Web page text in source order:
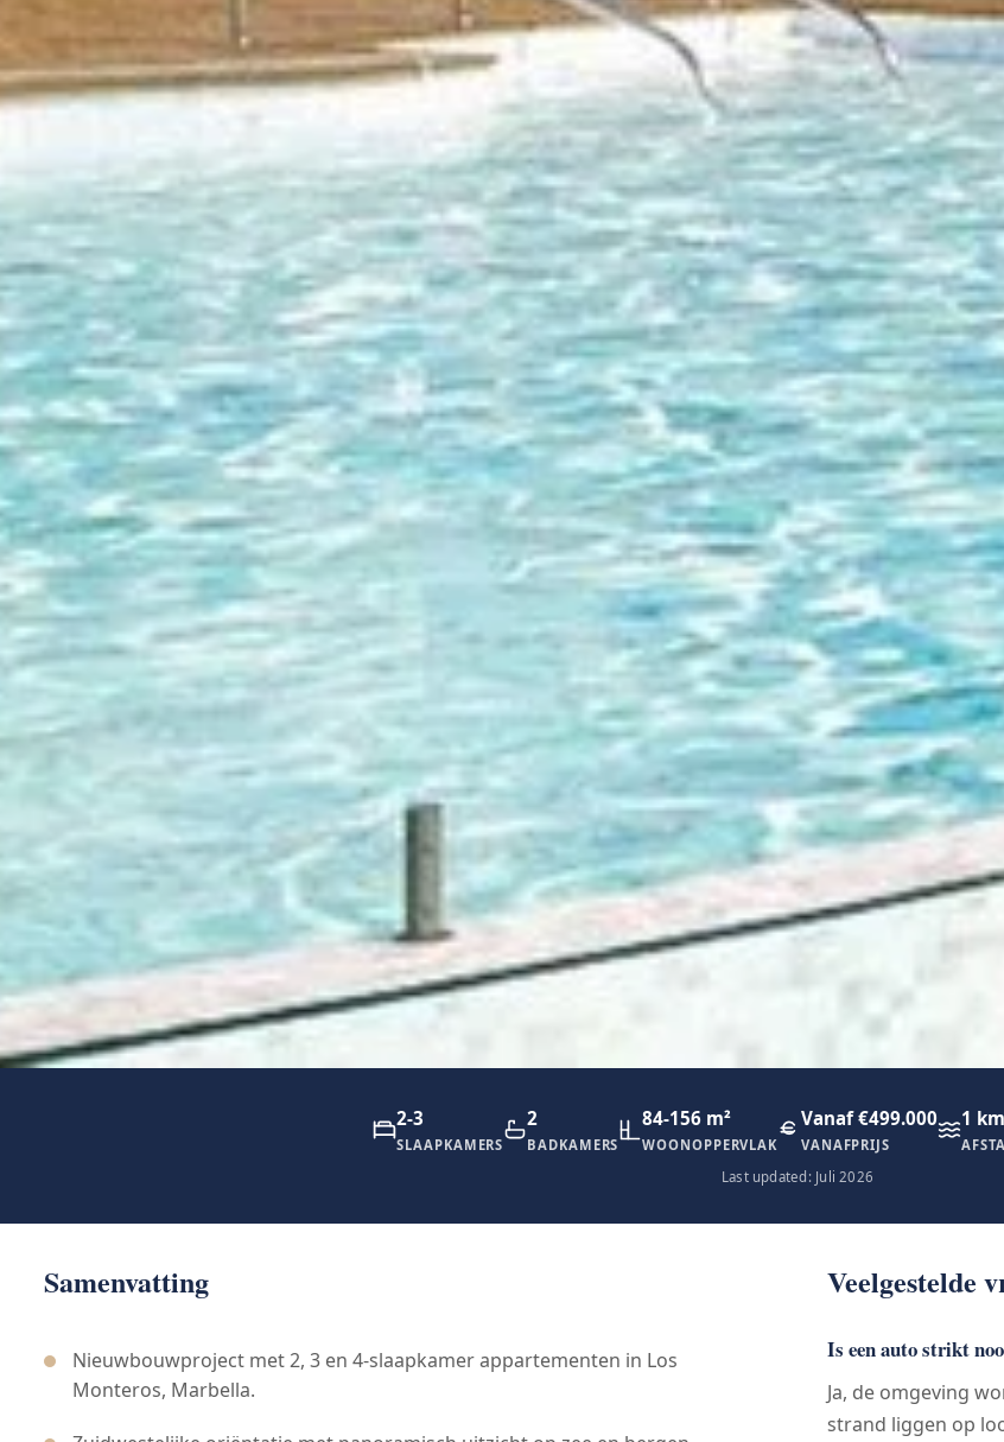
2-3
SLAAPKAMERS
2
BADKAMERS
84-156 m²
WOONOPPERVLAK
Vanaf €499.000
VANAFPRIJS
1 km
Last updated: Juli 2026
Samenvatting
Nieuwbouwproject met 2, 3 en 4-slaapkamer appartementen in Los
Monteros, Marbella.
Veelgestelde
Is een auto strikt
Ja, de omgeving
strand liggen op